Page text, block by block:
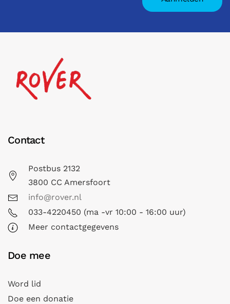
Contact
Postbus 2132
3800 CC Amersfoort
info@rover.nl
033-4220450 (ma -vr 10:00 - 16:00 uur)
Meer contactgegevens
Doe mee
Word lid
Doe een donatie